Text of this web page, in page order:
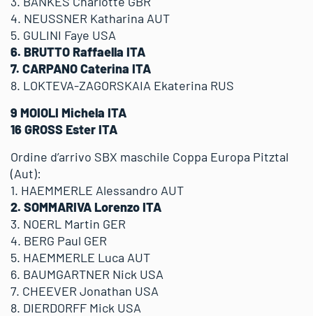
4. NEUSSNER Katharina AUT
5. GULINI Faye USA
6. BRUTTO Raffaella ITA
7. CARPANO Caterina ITA
8. LOKTEVA-ZAGORSKAIA Ekaterina RUS
9 MOIOLI Michela ITA
16 GROSS Ester ITA
Ordine d’arrivo SBX maschile Coppa Europa Pitztal
(Aut):
1. HAEMMERLE Alessandro AUT
2. SOMMARIVA Lorenzo ITA
3. NOERL Martin GER
4. BERG Paul GER
5. HAEMMERLE Luca AUT
6. BAUMGARTNER Nick USA
7. CHEEVER Jonathan USA
8. DIERDORFF Mick USA